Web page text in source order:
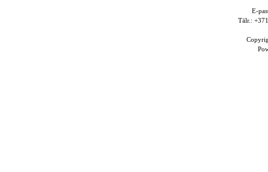
E-
Tālr.: